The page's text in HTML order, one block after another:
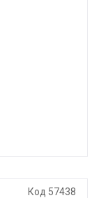
Код 57438